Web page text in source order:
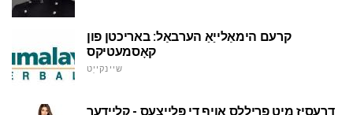
קרעם הימאַלייַאַ הערבאַל: באריכטן פון
קאָסמעטיקס
שיינקייַט
דרעסיז מיט פריללס אויף די פּלייצעס - קליידער